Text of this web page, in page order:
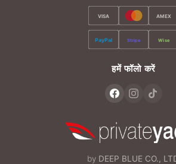
VISA AMEX
PayPal Stripe Wise
हमें फॉलो करें
by DEEP BLUE CO.,